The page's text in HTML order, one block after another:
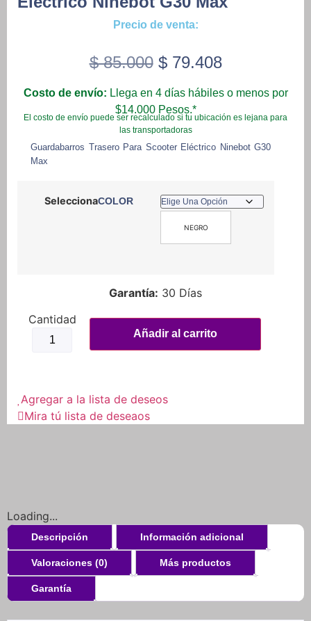
Precio de venta:
$85.000 Original
was:
$ 85.000.
$79.408Current
$ 79.408.
Costo de envío: Llega en 4 días hábiles o menos por
$14.000 Pesos.*
El costo de envío puede ser recalculado si tu ubicación es lejana para
las transportadoras
Guardabarros Trasero Para Scooter Eléctrico Ninebot G30
Max
COLOR
NEGRO
Garantía: 30 Días
Guardabarro
Trasero
Scooter
Max
cantidad
Añadir al carrito
Agregar a la lista de deseos
Mira tú lista de deseaos
Loading...
Descripción Información adicional
Valoraciones (0) Más productos
Garantía